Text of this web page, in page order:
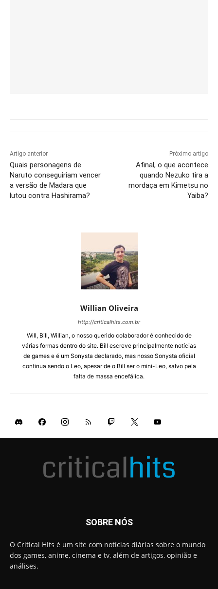
Artigo anterior
Quais personagens de
Naruto conseguiriam vencer
a versão de Madara que
lutou contra Hashirama?
Próximo artigo
Afinal, o que acontece
quando Nezuko tira a
mordaça em Kimetsu no
Yaiba?
Willian Oliveira
http://criticalhits.com.br
Will, Bill, Willian, o nosso querido colaborador é conhecido de
várias formas dentro do site. Bill escreve principalmente notícias
de games e é um Sonysta declarado, mas nosso Sonysta oficial
continua sendo o Leo, apesar de o Bill ser o mini-Leo, salvo pela
falta de massa encefálica.
SOBRE NÓS
O Critical Hits é um site com notícias diárias sobre o mundo
dos games, anime, cinema e tv, além de artigos, opinião e
análises.